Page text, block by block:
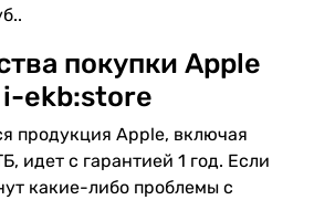
покупки Apple
i-ekb:store
продукция Apple, включая
идет с гарантией 1 год. Если
какие-либо проблемы с